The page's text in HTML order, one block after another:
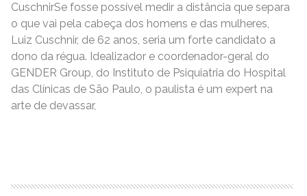
CuschnirSe fosse possível medir a distância que separa
o que vai pela cabeça dos homens e das mulheres,
Luiz Cuschnir, de 62 anos, seria um forte candidato a
dono da régua. Idealizador e coordenador-geral do
GENDER Group, do Instituto de Psiquiatria do Hospital
das Clínicas de São Paulo, o paulista é um expert na
arte de devassar,